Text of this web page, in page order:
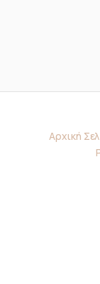
Αρχική